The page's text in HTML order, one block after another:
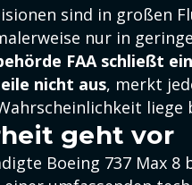
sind in großen
nur in
FAA schließt
nicht aus, merkt
liege
geht vor
Boeing 737 Max